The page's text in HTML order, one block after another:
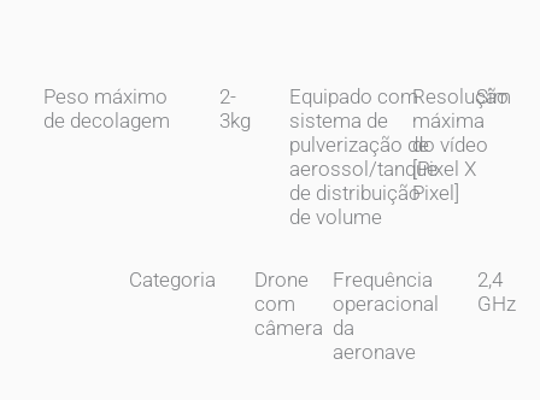
Peso máximo
de decolagem
2-
3kg
Equipado com
sistema de
pulverização de
aerossol/tanque
de distribuição
de volume
Sim
Resolução
máxima
do vídeo
[Pixel X
Pixel]
Categoria
Drone
com
câmera
Frequência
operacional
da
aeronave
2,4
GHz